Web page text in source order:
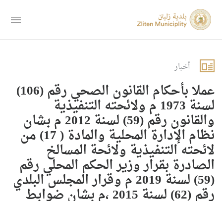
أخبار
عملا بأحكام القانون الصحي رقم (106)
لسنة 1973 م ولائحته التنفيذية
والقانون رقم (59) لسنة 2012 م بشان
نظام الإدارة المحلية والمادة ( 17) من
لائحته التنفيذية ولائحة المسالخ
الصادرة بقرار وزير الحكم المحلي رقم
(59) لسنة 2019 م وقرار المجلس البلدي
رقم (62) لسنة 2015 ،م بشان ضوابط